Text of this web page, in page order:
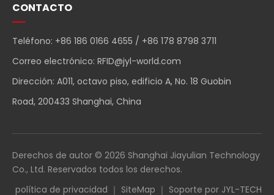
CONTACTO
Teléfono: +86 186 0166 4655 / +86 178 8798 3711
Correo electrónico: RFID@jyl-world.com
Dirección: A011, octavo piso, edificio A, No. 18 Guobin
Road, 200433 Shanghai, China
Derechos de autor © 2026 Shanghai Jiayulian Technology
Co., Ltd. Reservados todos los derechos.
política de privacidad ｜ SiteMap ｜ Soporte por JYL-TECH